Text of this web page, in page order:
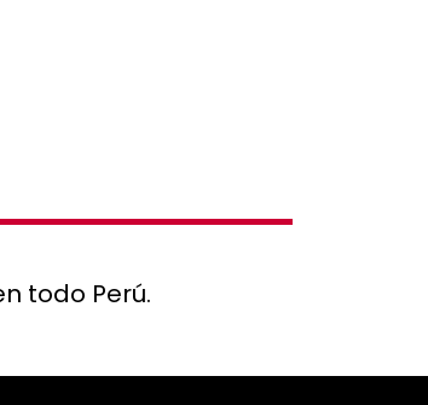
todo Perú.